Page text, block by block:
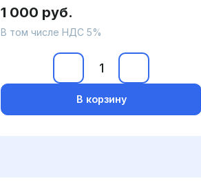
1 000 руб.
В том числе НДС 5%
В корзину